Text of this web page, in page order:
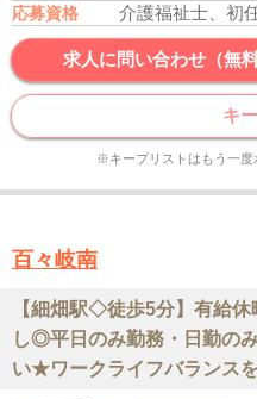
応募資格
求人に問い合わせ（無料
キ
※キープリストはもう一度
百々岐南
【細畑駅◇徒歩5分】有給
し◎平日のみ勤務・日勤の
い★ワークライフバランス